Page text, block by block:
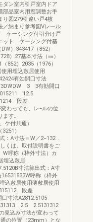
ダン室内引戸室内ドア
部品室内用窓調整お手
り図279引違い戸4枚
／納まり参考図Vレール
ケーシング付引分け戸
ット ケーシング付基
）343417（852）
）27基本寸法（㎜）
852）2035（1976）
用埋込敷居使用
有効開口寸法
3 3有効開口
12.5
段差
わっても、レ−ルの位
す。
ケ付共通）
）
：A寸法＝W／2−132．
くは、取付説明書をご
W呼称（枠外寸法）カ
埋込敷居
寸法算出式：A寸
呼称（枠外
敷居使用薄敷居使用
段差
口寸法A2812.5105
2.5 2.5131312
見込み寸法が変わって
の位置（23mm）とな